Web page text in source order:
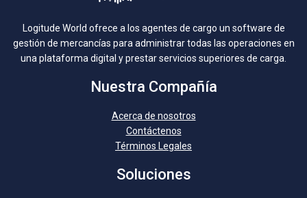
Logitude World ofrece a los agentes de cargo un software de
gestión de mercancías para administrar todas las operaciones en
una plataforma digital y prestar servicios superiores de carga.
Nuestra Compañía
Acerca de nosotros
Contáctenos
Términos Legales
Soluciones